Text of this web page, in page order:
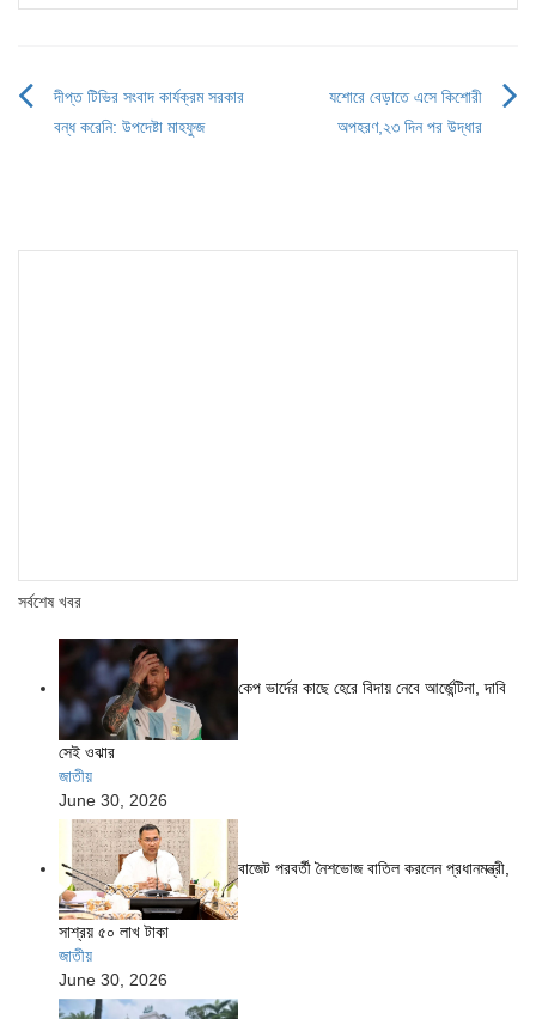
Post
দীপ্ত টিভির সংবাদ কার্যক্রম সরকার
বন্ধ করেনি: উপদেষ্টা মাহফুজ
যশোরে বেড়াতে এসে কিশোরী
অপহরণ,২৩ দিন পর উদ্ধার
সর্বশেষ খবর
কেপ ভার্দের কাছে হেরে বিদায় নেবে আর্জেন্টিনা, দাবি
সেই ওঝার
জাতীয়
June 30, 2026
বাজেট পরবর্তী নৈশভোজ বাতিল করলেন প্রধানমন্ত্রী,
সাশ্রয় ৫০ লাখ টাকা
জাতীয়
June 30, 2026